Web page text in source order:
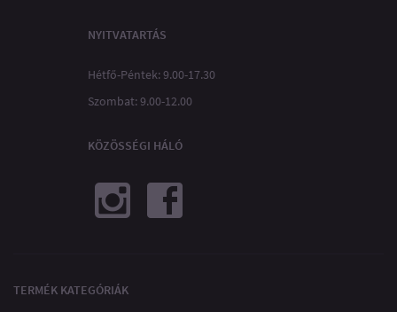
NYITVATARTÁS
Hétfő-Péntek: 9.00-17.30
Szombat: 9.00-12.00
KÖZÖSSÉGI HÁLÓ
TERMÉK KATEGÓRIÁK